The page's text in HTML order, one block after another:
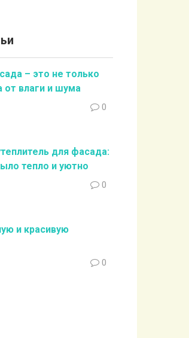
– это не только
от влаги и шума
0
для фасада:
тепло и уютно
0
и красивую
0